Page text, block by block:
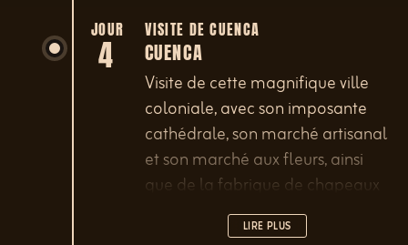
JOUR
4
VISITE DE CUENCA
CUENCA
Visite de cette magnifique ville
coloniale, avec son imposante
cathédrale, son marché artisanal
et son marché aux fleurs, ainsi
que de la fabrique de chapeaux
«panama».
LIRE PLUS